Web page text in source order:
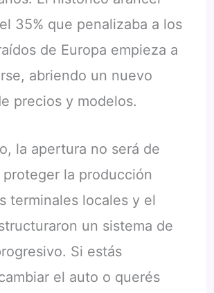
35% que penalizaba a los
de Europa empieza a
abriendo un nuevo
precios y modelos.
la apertura no será de
proteger la producción
terminales locales y el
un sistema de
Si estás
el auto o querés